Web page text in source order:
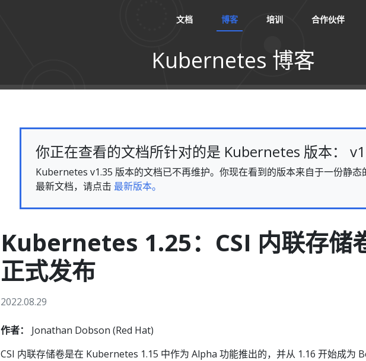
文档 博客 培训 合作伙伴
Kubernetes 博客
你正在查看的文档所针对的是 Kubernetes 版本：
Kubernetes v1.35 版本的文档已不再维护。你现在看到的版本来自于一份静态
最新文档，请点击 最新版本。
Kubernetes 1.25：CSI 内联存储
正式发布
2022.08.29
作者：
Jonathan Dobson (Red Hat)
CSI 内联存储卷是在 Kubernetes 1.15 中作为 Alpha 功能推出的，并从 1.16 开始成为